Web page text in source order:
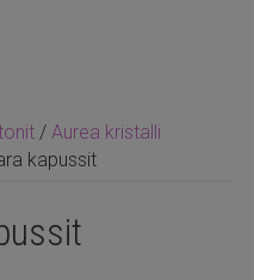
/ Aurea kristalli
kapussit